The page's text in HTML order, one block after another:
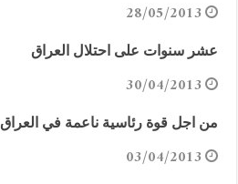
28/05/2013
عشر سنوات على احتلال العراق
30/04/2013
من اجل قوة رئاسية ناعمة في العراق
03/04/2013